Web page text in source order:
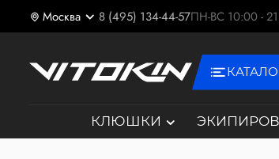
Москва 8 (495) 134-44-57ПН-ВС 10:00 -
КЛЮШКИ